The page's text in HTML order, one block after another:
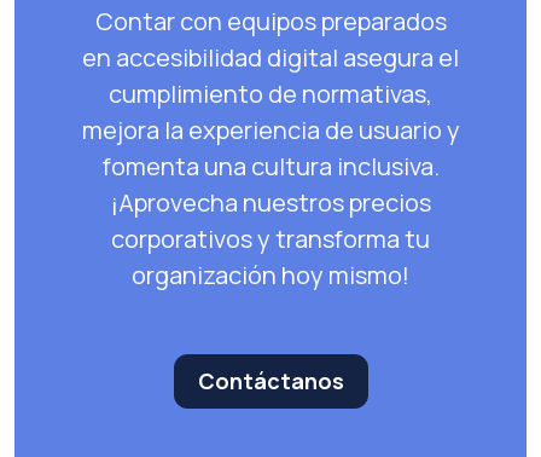
Contar con equipos preparados
en accesibilidad digital asegura el
cumplimiento de normativas,
mejora la experiencia de usuario y
fomenta una cultura inclusiva.
¡Aprovecha nuestros precios
corporativos y transforma tu
organización hoy mismo!
Contáctanos